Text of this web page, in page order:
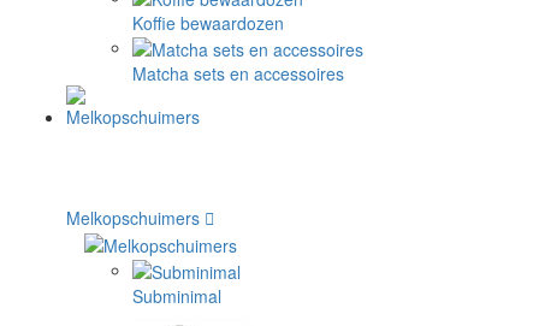
Koffie bewaardozen
Matcha sets en accessoires
Melkopschuimers
Subminimal